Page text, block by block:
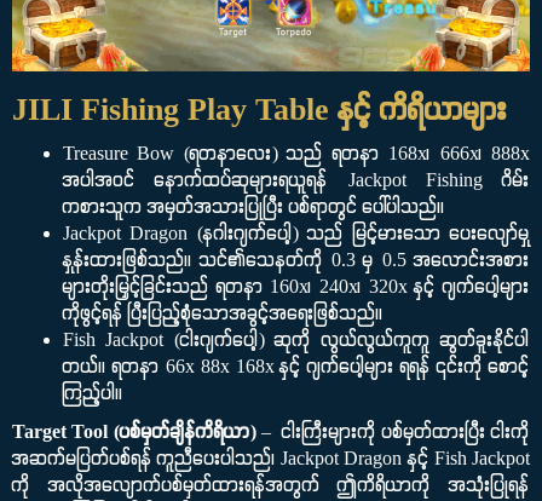
JILI Fishing Play Table နှင့် ကိရိယာများ
Treasure Bow (ရတနာလေး) သည် ရတနာ 168x၊ 666x၊ 888x
အပါအဝင် နောက်ထပ်ဆုများရယူရန် Jackpot Fishing ဂိမ်း
ကစားသူက အမှတ်အသားပြုပြီး ပစ်ရာတွင် ပေါ်ပါသည်။
Jackpot Dragon (နဂါးဂျက်ပေါ့) သည် မြင့်မားသော ပေးလျော်မှု
နှုန်းထားဖြစ်သည်။ သင်၏သေနတ်ကို 0.3 မှ 0.5 အလောင်းအစား
များတိုးမြှင့်ခြင်းသည် ရတနာ 160x၊ 240x၊ 320x နှင့် ဂျက်ပေါ့များ
ကိုဖွင့်ရန် ပြီးပြည့်စုံသောအခွင့်အရေးဖြစ်သည်။
Fish Jackpot (ငါးဂျက်ပေါ့) ဆုကို လွယ်လွယ်ကူကူ ဆွတ်ခူးနိုင်ပါ
တယ်။ ရတနာ 66x 88x 168x နှင့် ဂျက်ပေါ့များ ရရန် ၎င်းကို စောင့်
ကြည့်ပါ။
Target Tool (ပစ်မှတ်ချိန်ကိရိယာ)– ငါးကြီးများကို ပစ်မှတ်ထားပြီး ငါးကို
အဆက်မပြတ်ပစ်ရန် ကူညီပေးပါသည်၊ Jackpot Dragon နှင့် Fish Jackpot
ကို အလိုအလျောက်ပစ်မှတ်ထားရန်အတွက် ဤကိရိယာကို အသုံးပြုရန်